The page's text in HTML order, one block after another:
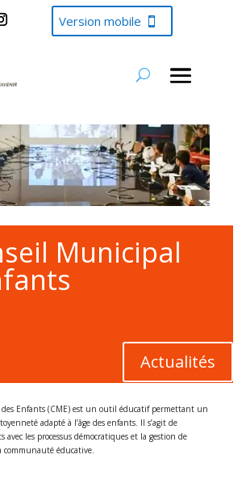
Version mobile
Municipal
Actualités
Enfants (CME) est un outil éducatif permettant un
adapté à l’âge des enfants. Il s’agit de
avec les processus démocratiques et la gestion de
communauté éducative.